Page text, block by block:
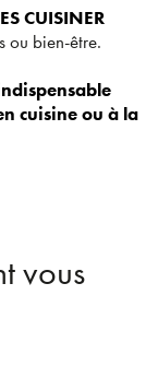
CUISINER
ou bien-être.
cuisine ou à la
vous